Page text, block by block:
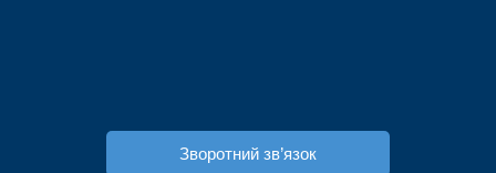
Зворотний зв’язок